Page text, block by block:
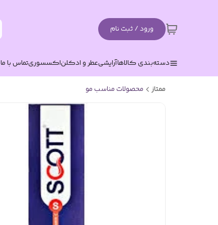
ورود / ثبت نام
دسته‌بندی کالاهاآرایشیعطر و ادکلناکسسوریتماس با ما
ممتاز محصولات مناسب مو